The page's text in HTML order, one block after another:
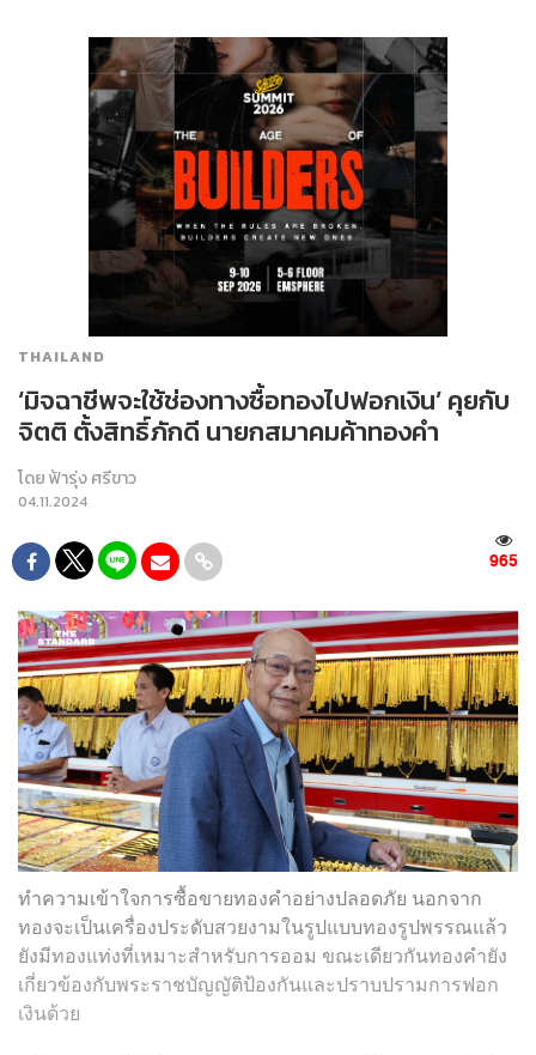
THAILAND
‘มิจฉาชีพจะใช้ช่องทางซื้อทองไปฟอกเงิน’ คุยกับ
จิตติ ตั้งสิทธิ์ภักดี นายกสมาคมค้าทองคำ
โดยฟ้ารุ่ง ศรีขาว
04.11.2024
965
ทำความเข้าใจการซื้อขายทองคำอย่างปลอดภัย นอกจาก
ทองจะเป็นเครื่องประดับสวยงามในรูปแบบทองรูปพรรณแล้ว
ยังมีทองแท่งที่เหมาะสำหรับการออม ขณะเดียวกันทองคำยัง
เกี่ยวข้องกับพระราชบัญญัติป้องกันและปราบปรามการฟอก
เงินด้วย